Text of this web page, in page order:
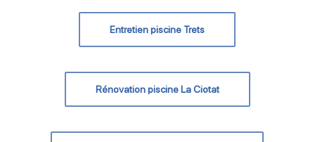
Entretien piscine Trets
Rénovation piscine La Ciotat